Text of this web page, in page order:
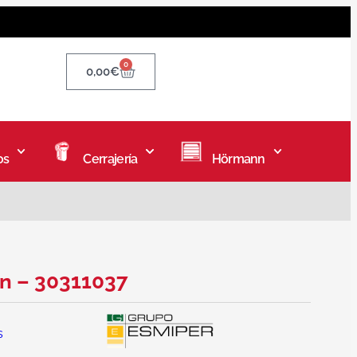
0,00€ 0
Cerrajería Hörmann
– 30311037